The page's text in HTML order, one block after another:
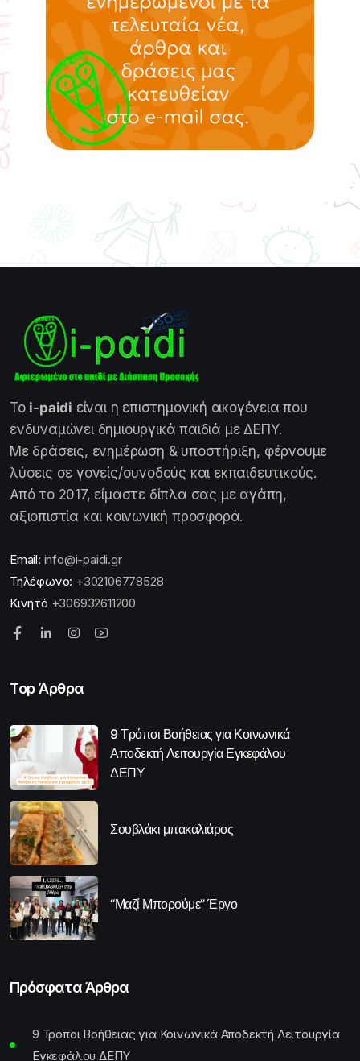
Το i-paidi είναι η επιστημονική οικογένεια που
ενδυναμώνει δημιουργικά παιδιά με ΔΕΠΥ.
Με δράσεις, ενημέρωση & υποστήριξη, φέρνουμε
λύσεις σε γονείς/συνοδούς και εκπαιδευτικούς.
Από το 2017, είμαστε δίπλα σας με αγάπη,
αξιοπιστία και κοινωνική προσφορά.
Email: info@i-paidi.gr
Τηλέφωνο: +302106778528
Κινητό +306932611200
Top Άρθρα
9 Τρόποι Βοήθειας για Κοινωνικά
Αποδεκτή Λειτουργία Εγκεφάλου
ΔΕΠΥ
Σουβλάκι μπακαλιάρος
“Μαζί Μπορούμε” Έργο
Πρόσφατα Άρθρα
9 Τρόποι Βοήθειας για Κοινωνικά Αποδεκτή Λειτουργία
Εγκεφάλου ΔΕΠΥ